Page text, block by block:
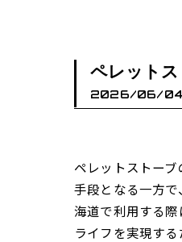
ペレット
2026/06/04
ペレットストー
手段となる一方
海道で利用する
ライフを実現する